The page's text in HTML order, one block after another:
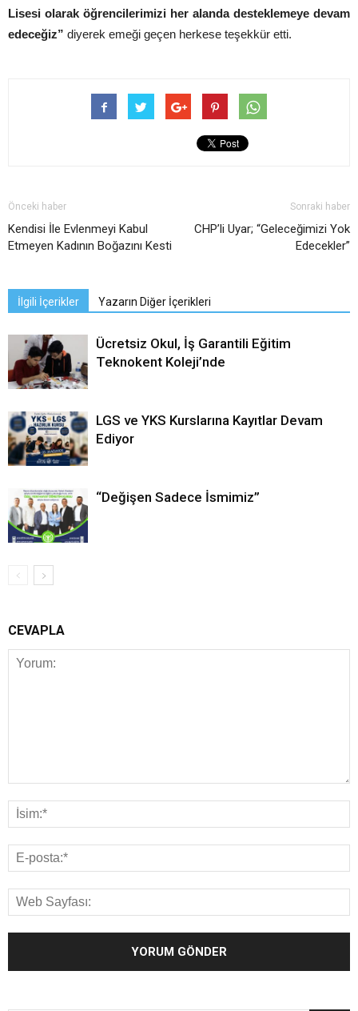
Lisesi olarak öğrencilerimizi her alanda desteklemeye devam
edeceğiz” diyerek emeği geçen herkese teşekkür etti.
Önceki haber
Kendisi İle Evlenmeyi Kabul
Etmeyen Kadının Boğazını Kesti
Sonraki haber
CHP’li Uyar; “Geleceğimizi Yok
Edecekler”
İlgili İçerikler Yazarın Diğer İçerikleri
Ücretsiz Okul, İş Garantili Eğitim
Teknokent Koleji’nde
LGS ve YKS Kurslarına Kayıtlar Devam
Ediyor
“Değişen Sadece İsmimiz”
CEVAPLA